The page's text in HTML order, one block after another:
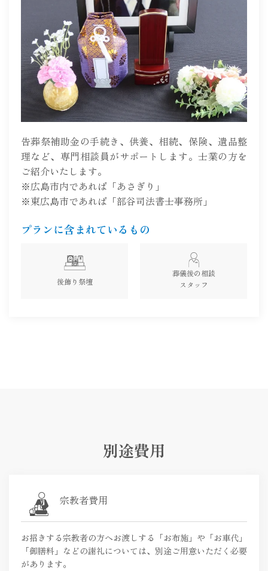
告葬祭補助金の手続き、供養、相続、保険、遺品整
理など、専門相談員がサポートします。士業の方を
ご紹介いたします。
※広島市内であれば「あさぎり」
※東広島市であれば「部谷司法書士事務所」
プランに含まれているもの
後飾り祭壇
葬儀後の相談
スタッフ
別途費用
宗教者費用
お招きする宗教者の方へお渡しする「お布施」や「お車代」
「御膳料」などの謝礼については、別途ご用意いただく必要
があります。